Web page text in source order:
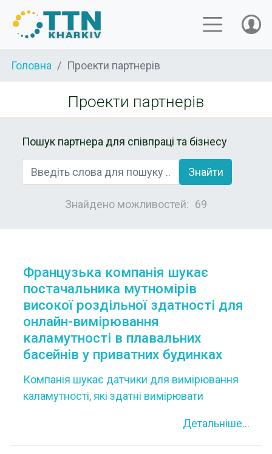
Головна Проекти партнерів
Проекти партнерів
Пошук партнера для співпраці та бізнесу
Знайти
Знайдено можливостей: 69
Французька компанія шукає
постачальника мутномірів
високої роздільної здатності для
онлайн-вимірювання
каламутності в плавальних
басейнів у приватних будинках
Компанія шукає датчики для вимірювання
каламутності, які здатні вимірювати
нефелометрична одиниця каламутності) з
діапазоном вимірювання від 0 до 5 NTU у
Детальніше...